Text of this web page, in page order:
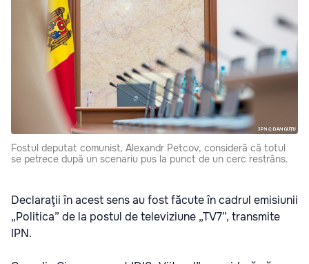
Fostul deputat comunist, Alexandr Petcov, consideră că totul
se petrece după un scenariu pus la punct de un cerc restrâns.
Declaraţii în acest sens au fost făcute în cadrul emisiunii
„Politica” de la postul de televiziune „TV7”, transmite
IPN.